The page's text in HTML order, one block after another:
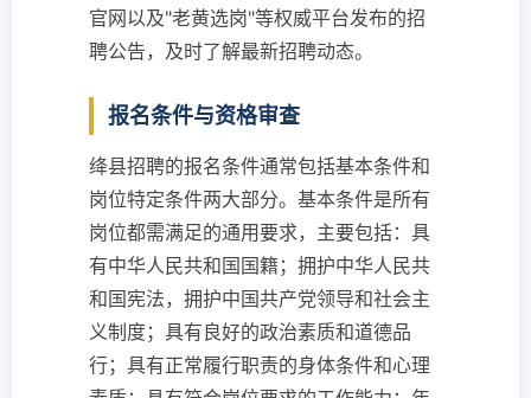
官网以及"老黄选岗"等权威平台发布的招
聘公告，及时了解最新招聘动态。
报名条件与资格审查
绛县招聘的报名条件通常包括基本条件和
岗位特定条件两大部分。基本条件是所有
岗位都需满足的通用要求，主要包括：具
有中华人民共和国国籍；拥护中华人民共
和国宪法，拥护中国共产党领导和社会主
义制度；具有良好的政治素质和道德品
行；具有正常履行职责的身体条件和心理